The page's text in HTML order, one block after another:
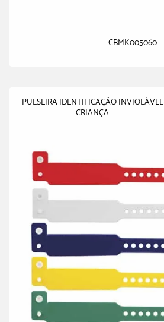
CBMK005060
PULSEIRA IDENTIFICAÇÃO INVIOLÁVEL
CRIANÇA